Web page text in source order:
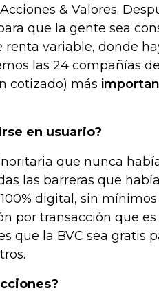
& Valores.
que la gente sea
variable, donde
las 24 compañías del
cotizado) más
en usuario?
que nunca
las barreras que
digital, sin mínimos
por transacción que es
que la BVC sea gratis